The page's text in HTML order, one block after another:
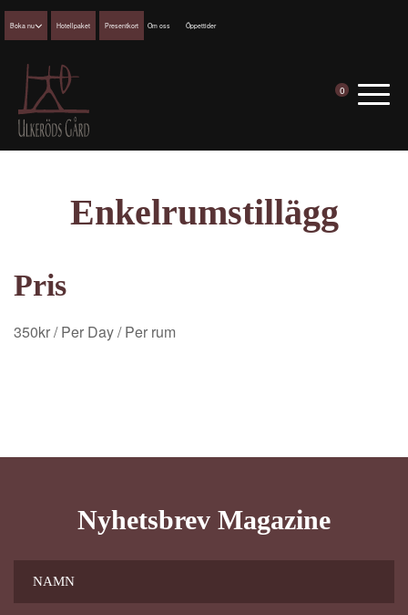
0
Boka nu Hotellpaket Presentkort Om oss Öppettider
Enkelrumstillägg
Pris
350kr/ Per Day/ Per rum
Nyhetsbrev Magazine